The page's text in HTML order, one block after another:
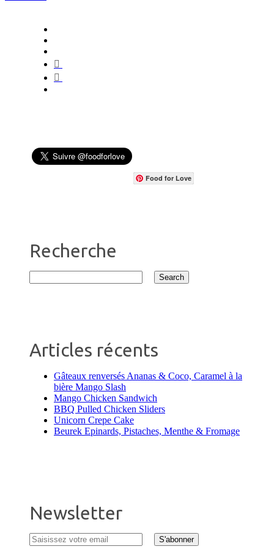
Food for Love
Recherche
Articles récents
Gâteaux renversés Ananas & Coco, Caramel à la
bière Mango Slash
Mango Chicken Sandwich
BBQ Pulled Chicken Sliders
Unicorn Crepe Cake
Beurek Epinards, Pistaches, Menthe & Fromage
Newsletter